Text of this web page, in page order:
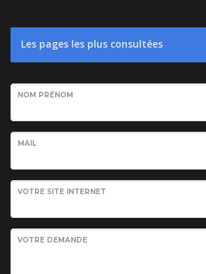
Les pages les plus consultées
NOM PRÉNOM
MAIL
VOTRE SITE INTERNET
VOTRE DEMANDE